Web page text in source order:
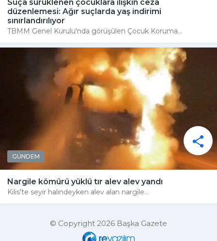
Suça sürüklenen çocuklara ilişkin ceza
düzenlemesi: Ağır suçlarda yaş indirimi
sınırlandırılıyor
TBMM Genel Kurulu'nda görüşülen Çocuk Koruma...
GÜNDEM
Nargile kömürü yüklü tır alev alev yandı
Kilis'te seyir halindeyken alev alan nargile...
© Copyright 2026 Başka Gazete